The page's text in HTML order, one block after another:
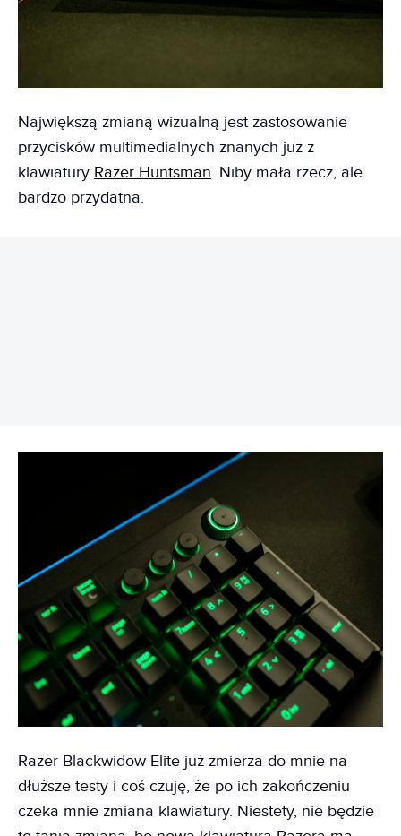
Największą zmianą wizualną jest zastosowanie
przycisków multimedialnych znanych już z
klawiatury Razer Huntsman. Niby mała rzecz, ale
bardzo przydatna.
Razer Blackwidow Elite już zmierza do mnie na
dłuższe testy i coś czuję, że po ich zakończeniu
czeka mnie zmiana klawiatury. Niestety, nie będzie